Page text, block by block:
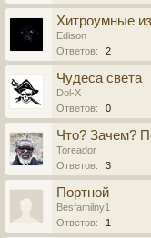
Хитроумные
Edison
Ответов:
2
Чудеса света
Dol-X
Ответов:
0
Что? Зачем?
Toreador
Ответов:
3
Портной
Besfamilny1
Ответов:
1